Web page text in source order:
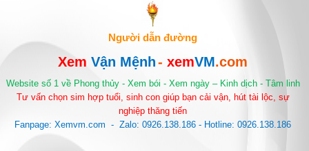
Người dẫn đường
Xem Vận Mệnh- xemVM.com
Website số 1 về Phong thủy - Xem bói - Xem ngày – Kinh dịch - Tâm linh
Tư vấn chọn sim hợp tuổi, sinh con giúp bạn cải vận, hút tài lộc, sự
nghiệp thăng tiến
Fanpage: Xemvm.com - Zalo: 0926.138.186 - Hotline: 0926.138.186